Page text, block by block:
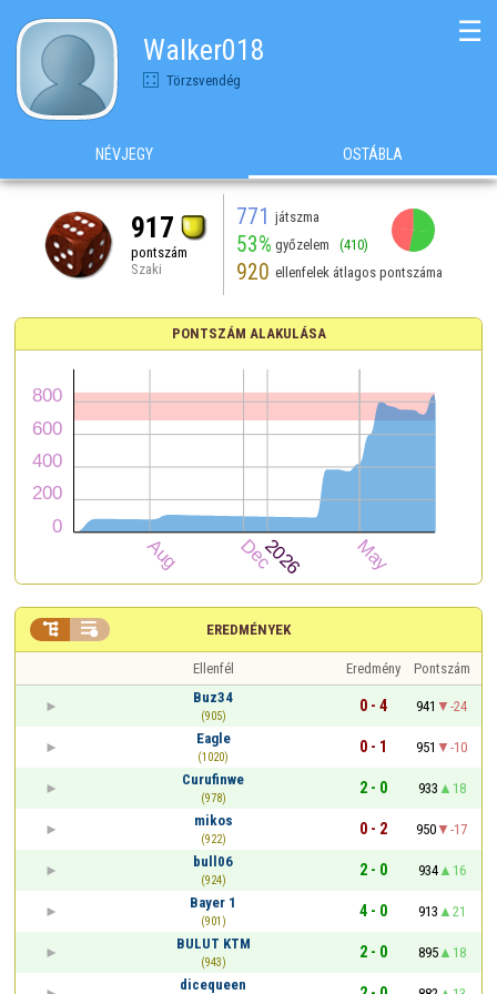
Walker018
Törzsvendég
☰
NÉVJEGY OSTÁBLA
917
pontszám
Szaki
771 játszma
53% győzelem (410)
920 ellenfelek átlagos pontszáma
PONTSZÁM ALAKULÁSA
EREDMÉNYEK
 
Ellenfél Eredmény
Pontszám
Buz34
(905)
0 - 4 941
-24
Eagle
(1020)
0 - 1 951
-10
Curufinwe
(978)
2 - 0 933
18
mikos
(922)
0 - 2 950
-17
bull06
(924)
2 - 0 934
16
Bayer 1
(901)
4 - 0 913
21
BULUT KTM
(943)
2 - 0 895
18
dicequeen